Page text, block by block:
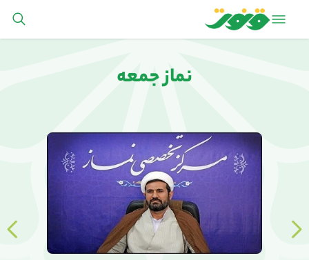
نماز جمعه